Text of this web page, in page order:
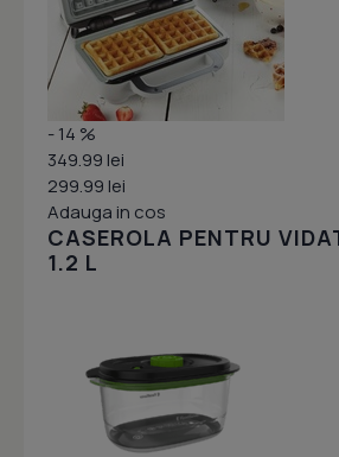
- 14 %
349.99 lei
299.99 lei
Adauga in cos
CASEROLA PENTRU
1.2 L